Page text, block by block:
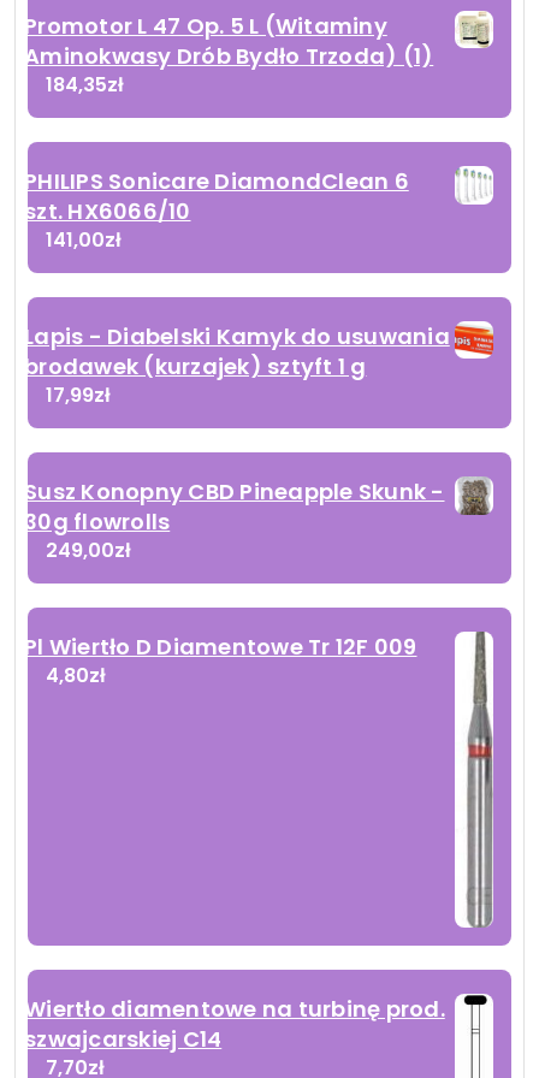
Promotor L 47 Op. 5 L (Witaminy
Aminokwasy Drób Bydło Trzoda) (1)
184,35zł
PHILIPS Sonicare DiamondClean 6
szt. HX6066/10
141,00zł
Lapis - Diabelski Kamyk do usuwania
brodawek (kurzajek) sztyft 1 g
17,99zł
Susz Konopny CBD Pineapple Skunk -
30g flowrolls
249,00zł
Pl Wiertło D Diamentowe Tr 12F 009
4,80zł
Wiertło diamentowe na turbinę prod.
szwajcarskiej C14
7,70zł